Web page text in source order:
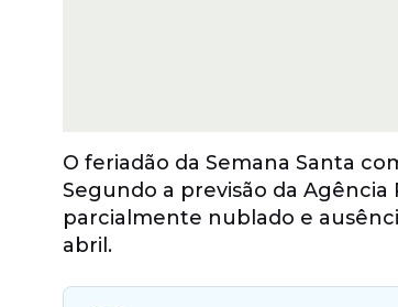
O feriadão da Semana Santa
Segundo a previsão da
parcialmente nublado e
abril.